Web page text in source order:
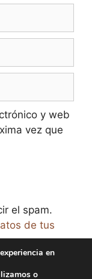
y web
vez que
el spam.
de tus
en
o